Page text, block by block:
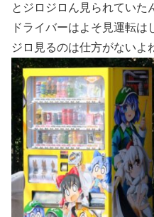
とジロジロん見られていた
ドライバーはよそ見運転は
ジロ見るのは仕方がないよ